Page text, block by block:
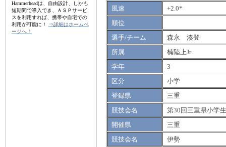
Hammerheadは、自由設計、しかも
短期間で導入でき、ＡＳＰサービ
スを利用すれば、携帯や自宅での
利用が可能に！
⇒詳細はホームペ
ージへ！
風速
+2.0*
順位
選手/チーム
森永 湊登
所属
楠陸上Jr
学年
3
区分
小学
登録県
三重
競技会名
第30回三重県小学
開催県
三重
競技会名
伊勢